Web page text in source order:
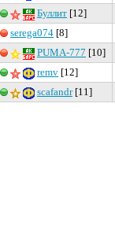
Буллит [12]
serega074 [8]
PUMA-777 [10]
remv [12]
scafandr[11]